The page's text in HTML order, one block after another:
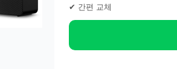
✔ 간편 교체